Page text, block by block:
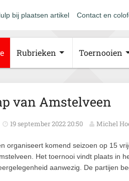
bij plaatsen artikel Contact en
Rubrieken Toernooien
van Amstelveen
19 september 2022 20:50 Michel
organiseert komend seizoen op 15
Het toernooi vindt plaats in
aanwezig. De partijen